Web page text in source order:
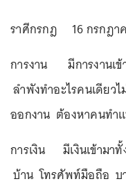
ราศีกรกฎ 16 กรกฎา
การงาน มีการงานเข้
ลำพังทำอะไรคนเดียว
ออกงาน ต้องหาคนทำ
การเงิน มีเงินเข้ามา
บ้าน โทรศัพท์มือถือ